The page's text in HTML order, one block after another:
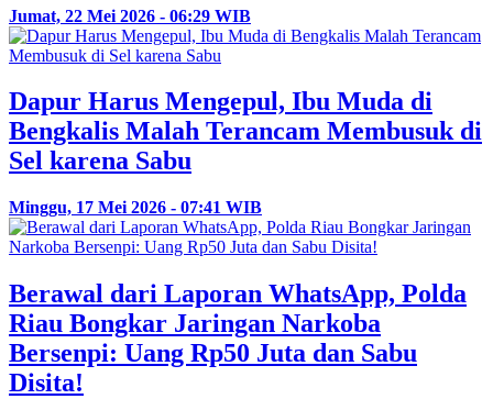
Jumat, 22 Mei 2026 - 06:29 WIB
Dapur Harus Mengepul, Ibu Muda di
Bengkalis Malah Terancam Membusuk di
Sel karena Sabu
Minggu, 17 Mei 2026 - 07:41 WIB
Berawal dari Laporan WhatsApp, Polda
Riau Bongkar Jaringan Narkoba
Bersenpi: Uang Rp50 Juta dan Sabu
Disita!